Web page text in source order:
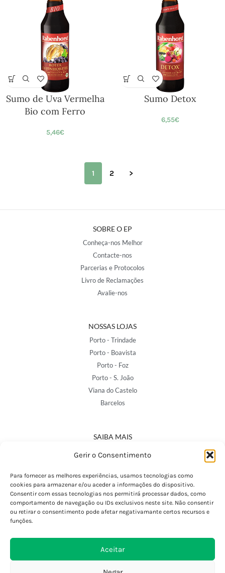
Gerir o Consentimento
Para fornecer as melhores experiências, usamos tecnologias como
cookies para armazenar e/ou aceder a informações do dispositivo.
Consentir com essas tecnologias nos permitirá processar dados, como
comportamento de navegação ou IDs exclusivos neste site. Não consentir
ou retirar o consentimento pode afetar negativamante certos recursos e
funções.
Aceitar
Sumo de Uva Vermelha
Bio com Ferro
5,46€
Sumo Detox
6,55€
1 2 >
SOBRE O EP
Conheça-nos Melhor
Contacte-nos
Parcerias e Protocolos
Livro de Reclamações
Avalie-nos
NOSSAS LOJAS
Porto - Trindade
Porto - Boavista
Porto - Foz
Porto - S. João
Viana do Castelo
Barcelos
SAIBA MAIS
Política de Privacidade
Termos e Condições
Perguntas Frequentes
Custos de Envio
Encomendas Internacionais
Devoluções e Trocas